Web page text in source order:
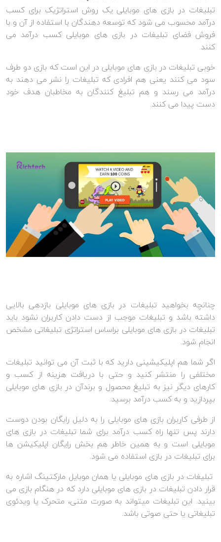
تبلیغات در بازی های موبایلی یک روش استراتژیک برای کسب
درآمد محسوب می شود که توسعه دهندگان با استفاده از آن و با
فروش فضای تبلیغات در بازی های موبایلی کسب درآمد می
کنند.
خوبی تبلیغات در بازی های موبایلی در این است که بازی دو طرف
سود می کنند یعنی هم افرادی که تبلیغات را نشر می دهند به
درآمد می رسند و هم تبلیغ کنندگان به مخاطبان هدف خود
دست پیدا می کنند.
چنانچه بخواهید تبلیغات در بازی های موبایلی بازدهی بالایی
داشته باشد و تبلیغات موجب از دست دادن کاربران نشود باید
تبلیغات در بازی های موبایلی براساس استراتژی تبلیغاتی مشخص
انجام شود.
اگر شما هم اپلیکیشینی دارید که با ثبت آن می توانید تبلیغات
مختلفی را منتشر کنید و حتی با دریافت هزینه از کسب و
کارهای دیگر نیز به تبلیغ محصول و برندآن در بازی های موبایلی
بپردازید و به کسب درآمد برسید.
از طرفی کاربران بازی های موبایلی را به دلیل رایگان بودن دوست
دارند پس تنها راه کسب درآمد برای شما تبلیغات در بازی های
موبایلی است و به همین خاطر هم بخش رایگان اپلیکیشن ها
برای تبلیغات در بازی استفاده می شود.
تبلیغات در بازی های موبایلی یا همان موبایل مارکتینگ اشاره به
قرار دادن تبلیغات در بازی های موبایلی دارد که در هنگام بازی می
بینید. این تبلیغات میتواند به صورت متنی، متحرک یا ویدئوی
تبلیغاتی یا حتی صوتی باشد.